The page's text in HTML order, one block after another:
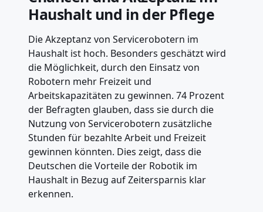
Haushalt und in der Pflege
Die Akzeptanz von Servicerobotern im
Haushalt ist hoch. Besonders geschätzt wird
die Möglichkeit, durch den Einsatz von
Robotern mehr Freizeit und
Arbeitskapazitäten zu gewinnen. 74 Prozent
der Befragten glauben, dass sie durch die
Nutzung von Servicerobotern zusätzliche
Stunden für bezahlte Arbeit und Freizeit
gewinnen könnten. Dies zeigt, dass die
Deutschen die Vorteile der Robotik im
Haushalt in Bezug auf Zeitersparnis klar
erkennen.